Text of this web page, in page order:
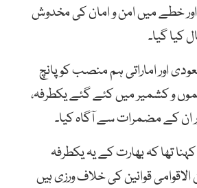
خطے میں امن و امان کی مخدوش
کیا گیا۔
اور اماراتی ہم منصب کو پانچ
و کشمیر میں کئے گئے یکطرفہ،
ان کے مضمرات سے آگاہ کیا۔
تھا کہ بھارت کے یہ یکطرفہ
قوانین کی خلاف ورزی ہیں